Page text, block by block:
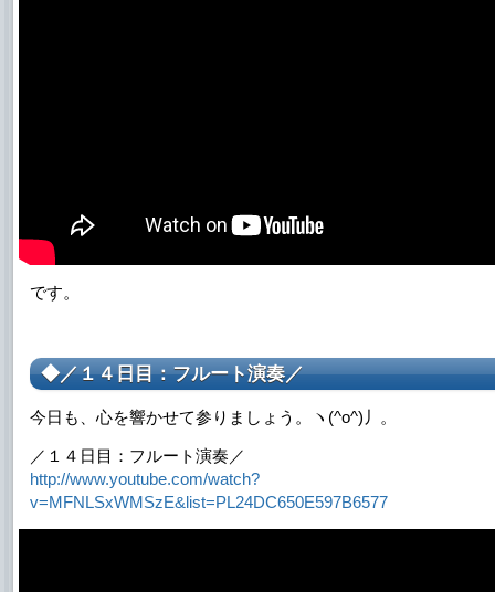
です。
◆／１４日目：フルート演奏／
今日も、心を響かせて参りましょう。ヽ(^o^)丿。
／１４日目：フルート演奏／
http://www.youtube.com/watch?
v=MFNLSxWMSzE&list=PL24DC650E597B6577